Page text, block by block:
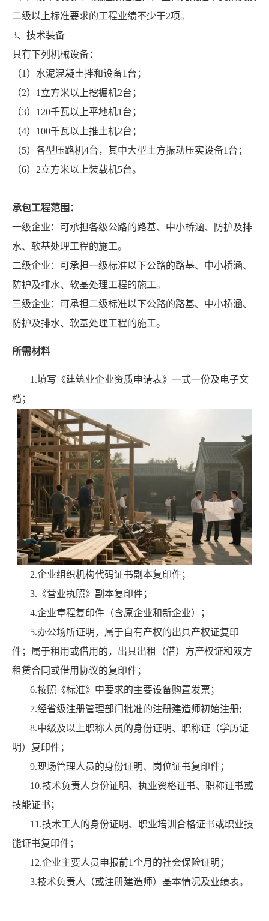
二级以上标准要求的工程业绩不少于2项。
3、技术装备
具有下列机械设备：
（1）水泥混凝土拌和设备1台；
（2）1立方米以上挖掘机2台；
（3）120千瓦以上平地机1台；
（4）100千瓦以上推土机2台；
（5）各型压路机4台，其中大型土方振动压实设备1台；
（6）2立方米以上装载机5台。
承包工程范围：
一级企业：可承担各级公路的路基、中小桥涵、防护及排
水、软基处理工程的施工。
二级企业：可承担一级标准以下公路的路基、中小桥涵、
防护及排水、软基处理工程的施工。
三级企业：可承担二级标准以下公路的路基、中小桥涵、
防护及排水、软基处理工程的施工。
所需材料
1.填写《建筑业企业资质申请表》一式一份及电子文
档；
2.企业组织机构代码证书副本复印件；
3.《营业执照》副本复印件；
4.企业章程复印件（含原企业和新企业）；
5.办公场所证明，属于自有产权的出具产权证复印
件；属于租用或借用的，出具出租（借）方产权证和双方
租赁合同或借用协议的复印件；
6.按照《标准》中要求的主要设备购置发票；
7.经省级注册管理部门批准的注册建造师初始注册;
8.中级及以上职称人员的身份证明、职称证（学历证
明）复印件；
9.现场管理人员的身份证明、岗位证书复印件；
10.技术负责人身份证明、执业资格证书、职称证书或
技能证书；
11.技术工人的身份证明、职业培训合格证书或职业技
能证书复印件；
12.企业主要人员申报前1个月的社会保险证明；
3.技术负责人（或注册建造师）基本情况及业绩表。